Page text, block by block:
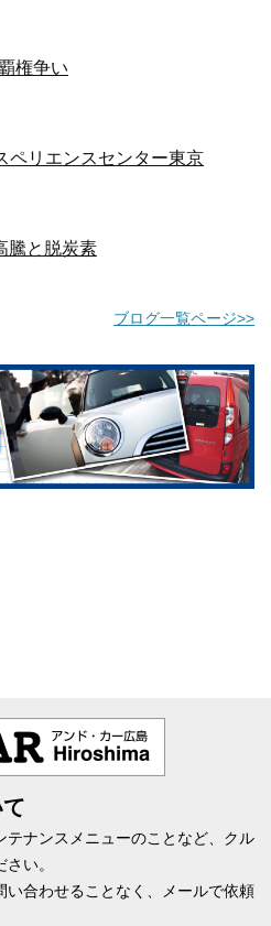
権争い
ペリエンスセンター東京
騰と脱炭素
ブログ一覧ページ>>
テナンスメニューのことなど、クル
い。
い合わせることなく、メールで依頼